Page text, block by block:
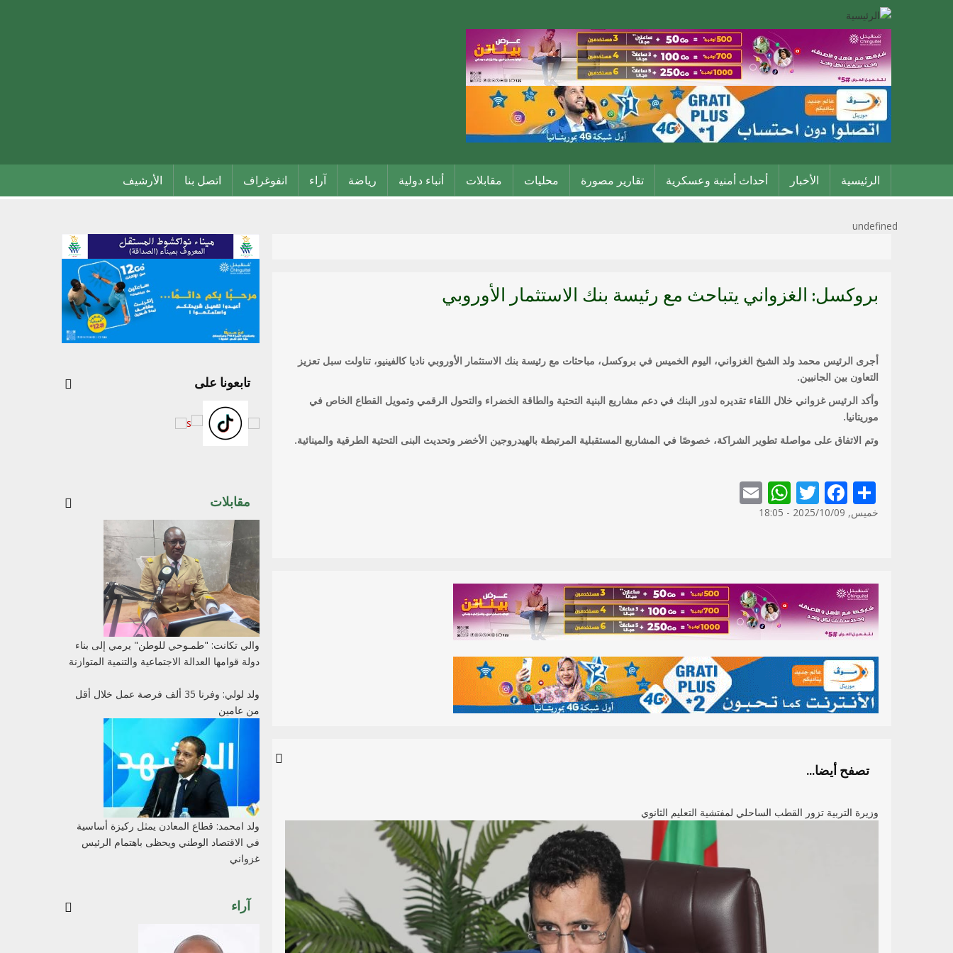
Main
navigation
الرئيسية الأخبار أحداث أمنية وعسكرية تقارير مصورة محليات مقابلات أنباء دولية رياضة آراء انفوغراف اتصل بنا الأرشيف
undefined
بروكسل: الغزواني يتباحث مع رئيسة بنك الاستثمار الأوروبي
أجرى الرئيس محمد ولد الشيخ الغزواني، اليوم الخميس في بروكسل، مباحثات مع رئيسة بنك الاستثمار الأوروبي ناديا كالفينيو، تناولت سبل تعزيز
التعاون بين الجانبين.
وأكد الرئيس غزواني خلال اللقاء تقديره لدور البنك في دعم مشاريع البنية التحتية والطاقة الخضراء والتحول الرقمي وتمويل القطاع الخاص في
موريتانيا.
وتم الاتفاق على مواصلة تطوير الشراكة، خصوصًا في المشاريع المستقبلية المرتبطة بالهيدروجين الأخضر وتحديث البنى التحتية الطرقية والمينائية.
Share
Facebook
Twitter
WhatsApp
خميس, 2025/10/09 - 18:05
تصفح أيضا...
وزيرة التربية تزور القطب الساحلي لمفتشية التعليم الثانوي
تابعونا على
مقابلات
والي تكانت: "طمـوحي للوطن" يرمي إلى بناء
دولة قوامها العدالة الاجتماعية والتنمية المتوازنة
ولد لولي: وفرنا 35 ألف فرصة عمل خلال أقل
من عامين
ولد امحمد: قطاع المعادن يمثل ركيزة أساسية
في الاقتصاد الوطني ويحظى باهتمام الرئيس
غزواني
آراء